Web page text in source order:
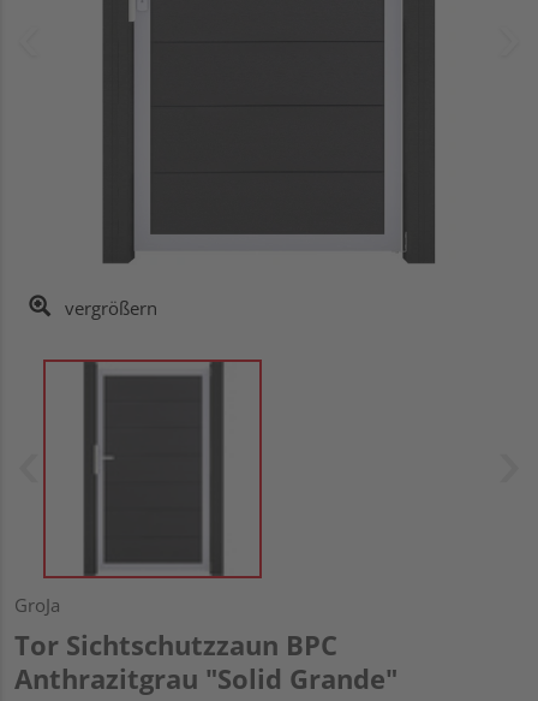
vergrößern
GroJa
Tor Sichtschutzzaun BPC
Anthrazitgrau "Solid Grande"